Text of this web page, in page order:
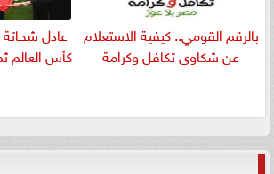
بالرقم القومي.. كيفية الاستعلام
عن شكاوى تكافل وكرامة
عادل
كأس العالم